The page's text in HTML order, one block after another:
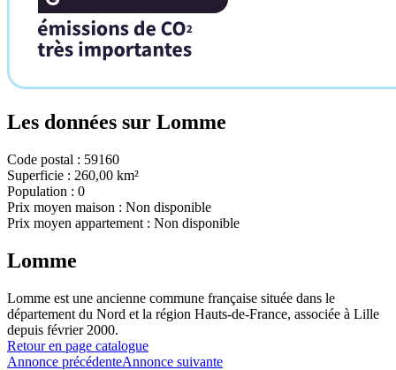
Les données sur Lomme
Code postal : 59160
Superficie : 260,00 km²
Population : 0
Prix moyen maison : Non disponible
Prix moyen appartement : Non disponible
Lomme
Lomme est une ancienne commune française située dans le
département du Nord et la région Hauts-de-France, associée à Lille
depuis février 2000.
Retour en page catalogue
Annonce précédenteAnnonce suivante